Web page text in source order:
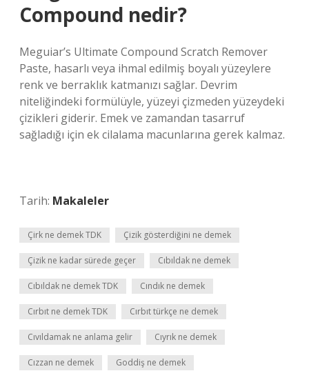
Compound nedir?
Meguiar’s Ultimate Compound Scratch Remover
Paste, hasarlı veya ihmal edilmiş boyalı yüzeylere
renk ve berraklık katmanızı sağlar. Devrim
niteliğindeki formülüyle, yüzeyi çizmeden yüzeydeki
çizikleri giderir. Emek ve zamandan tasarruf
sağladığı için ek cilalama macunlarına gerek kalmaz.
Tarih: Makaleler
Çirk ne demek TDK Çizik gösterdiğini ne demek
Çizik ne kadar sürede geçer Cıbıldak ne demek
Cıbıldak ne demek TDK Cındık ne demek
Cırbıt ne demek TDK Cırbıt türkçe ne demek
Cıvıldamak ne anlama gelir Cıyrık ne demek
Cızzan ne demek Goddiş ne demek